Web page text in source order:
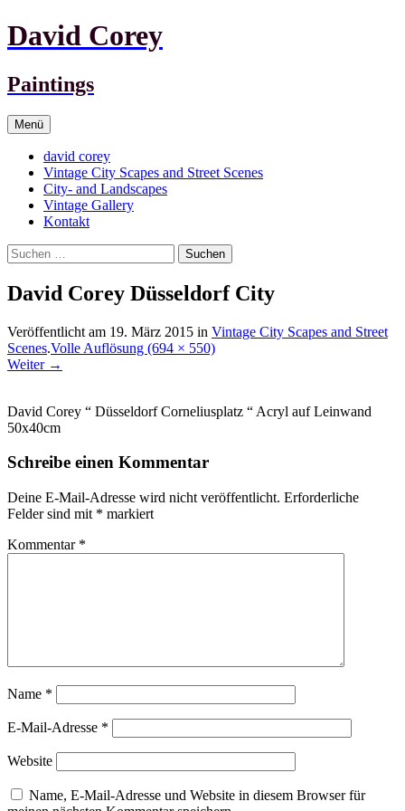
David Corey
Paintings
Menü Springe
zum
Inhalt
david corey
Vintage City Scapes and Street Scenes
City- and Landscapes
Vintage Gallery
Kontakt
Suchen
nach:
David Corey Düsseldorf City
Veröffentlicht am 19. März 2015 in Vintage City Scapes and Street
Scenes.Volle Auflösung (694 × 550)
Weiter →
David Corey “ Düsseldorf Corneliusplatz “ Acryl auf Leinwand
50x40cm
Schreibe einen Kommentar
Deine E-Mail-Adresse wird nicht veröffentlicht. Erforderliche
Felder sind mit * markiert
Kommentar *
Name *
E-Mail-Adresse *
Website
Name, E-Mail-Adresse und Website in diesem Browser für